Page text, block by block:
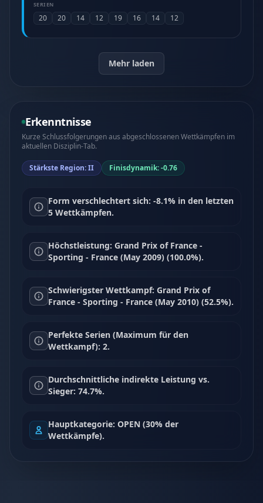
SERIEN
20 20 14 12 19 16 14 12
Mehr laden
Erkenntnisse
Kurze Schlussfolgerungen aus abgeschlossenen Wettkämpfen im
aktuellen Disziplin-Tab.
Stärkste Region: II Finisdynamik: -0.76
Form verschlechtert sich: -8.1% in den letzten
5 Wettkämpfen.
Höchstleistung: Grand Prix of France -
Sporting - France (May 2009) (100.0%).
Schwierigster Wettkampf: Grand Prix of
France - Sporting - France (May 2010) (52.5%).
Perfekte Serien (Maximum für den
Wettkampf): 2.
Durchschnittliche indirekte Leistung vs.
Sieger: 74.7%.
Hauptkategorie: OPEN (30% der
Wettkämpfe).